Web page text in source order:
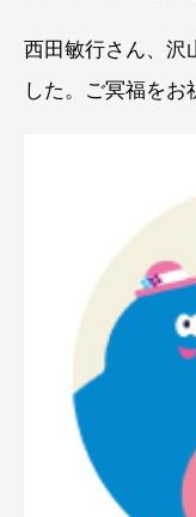
西田敏行さん、沢
した。ご冥福をお